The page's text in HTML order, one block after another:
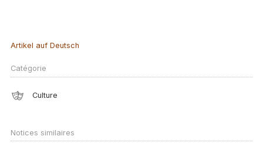
Artikel auf Deutsch
Catégorie
Culture
Notices similaires